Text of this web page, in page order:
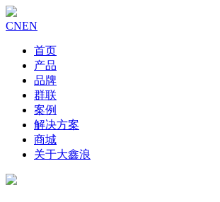
CNEN
首页
产品
品牌
群联
案例
解决方案
商城
关于大鑫浪